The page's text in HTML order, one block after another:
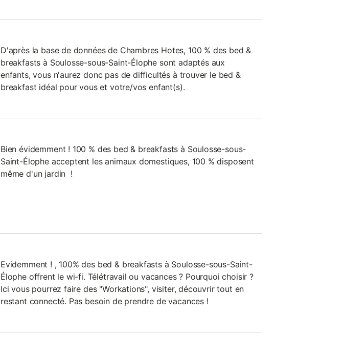
D'après la base de données de Chambres Hotes, 100 % des bed &
breakfasts à Soulosse-sous-Saint-Élophe sont adaptés aux
enfants, vous n'aurez donc pas de difficultés à trouver le bed &
breakfast idéal pour vous et votre/vos enfant(s).
Bien évidemment ! 100 % des bed & breakfasts à Soulosse-sous-
Saint-Élophe acceptent les animaux domestiques, 100 % disposent
même d'un jardin !
Evidemment ! , 100% des bed & breakfasts à Soulosse-sous-Saint-
Élophe offrent le wi-fi. Télétravail ou vacances ? Pourquoi choisir ?
Ici vous pourrez faire des "Workations", visiter, découvrir tout en
restant connecté. Pas besoin de prendre de vacances !